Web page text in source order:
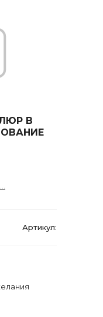
B
Артикул: